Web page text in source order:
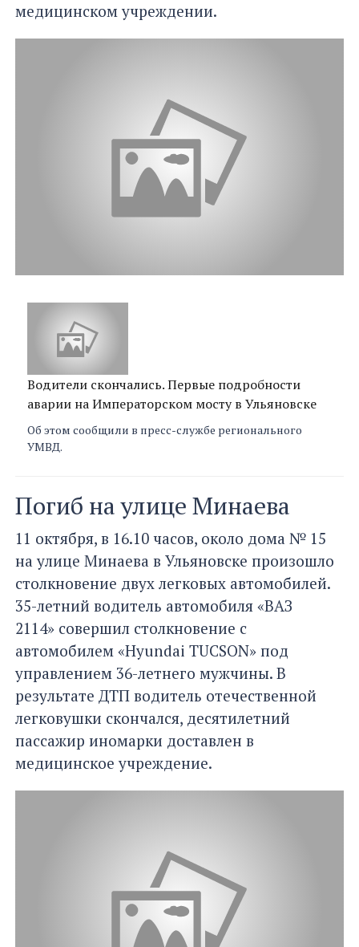
медицинском учреждении.
Водители скончались. Первые подробности
аварии на Императорском мосту в Ульяновске
Об этом сообщили в пресс-службе регионального
УМВД.
Погиб на улице Минаева
11 октября, в 16.10 часов, около дома № 15
на улице Минаева в Ульяновске произошло
столкновение двух легковых автомобилей.
35-летний водитель автомобиля «ВАЗ
2114» совершил столкновение с
автомобилем «Hyundai TUCSON» под
управлением 36-летнего мужчины. В
результате ДТП водитель отечественной
легковушки скончался, десятилетний
пассажир иномарки доставлен в
медицинское учреждение.